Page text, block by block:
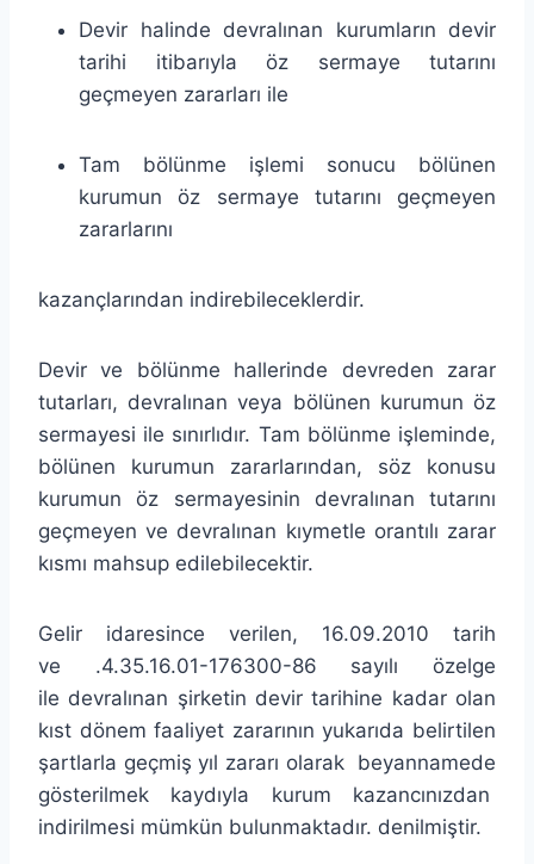
Devir halinde devralınan kurumların devir
tarihi itibarıyla öz sermaye tutarını
geçmeyen zararları ile
Tam bölünme işlemi sonucu bölünen
kurumun öz sermaye tutarını geçmeyen
zararlarını
kazançlarından indirebileceklerdir.
Devir ve bölünme hallerinde devreden zarar
tutarları, devralınan veya bölünen kurumun öz
sermayesi ile sınırlıdır. Tam bölünme işleminde,
bölünen kurumun zararlarından, söz konusu
kurumun öz sermayesinin devralınan tutarını
geçmeyen ve devralınan kıymetle orantılı zarar
kısmı mahsup edilebilecektir.
Gelir idaresince verilen, 16.09.2010 tarih
ve .4.35.16.01-176300-86 sayılı özelge
ile devralınan şirketin devir tarihine kadar olan
kıst dönem faaliyet zararının yukarıda belirtilen
şartlarla geçmiş yıl zararı olarak beyannamede
gösterilmek kaydıyla kurum kazancınızdan
indirilmesi mümkün bulunmaktadır. denilmiştir.